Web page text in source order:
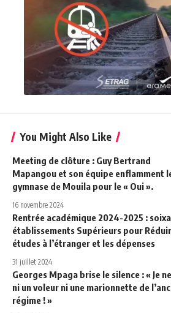
You Might Also Like
Meeting de clôture : Guy Bertrand
Mapangou et son équipe enflamment
gymnase de Mouila pour le « Oui ».
16 novembre 2024
Rentrée académique 2024-2025 :
établissements Supérieurs pour
études à l’étranger et les dépenses
31 juillet 2024
Georges Mpaga brise le silence : « Je
ni un voleur ni une marionnette de
régime ! »